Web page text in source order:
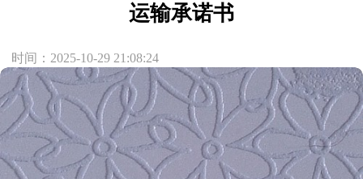
运输承诺书
时间：2025-10-29 21:08:24